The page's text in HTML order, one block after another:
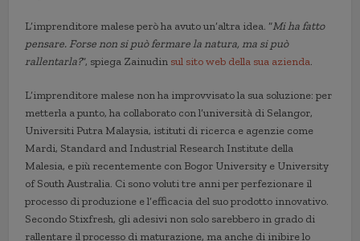
L’imprenditore malese però ha avuto un’altra idea. “Mi ha fatto
pensare. Forse non si puòfermare la natura, ma si può
rallentarla?”, spiega Zainudin sul sito web della sua azienda.
L’imprenditore malese non ha improvvisato la sua soluzione: per
metterla a punto, ha collaborato con l’università di Selangor,
Universiti Putra Malaysia, istituti di ricerca e agenzie come
Mardi, Standard and Industrial Research Institute della
Malesia, e più recentemente con Bogor University e University
of South Australia. Ci sono voluti tre anni per perfezionare il
processo di produzione e l’efficacia del suo prodotto innovativo.
Secondo Stixfresh, gli adesivi non solo sarebbero in grado di
rallentare il processo di maturazione, ma anche di inibire lo